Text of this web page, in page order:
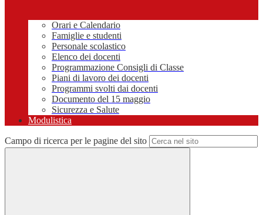
Orari e Calendario
Famiglie e studenti
Personale scolastico
Elenco dei docenti
Programmazione Consigli di Classe
Piani di lavoro dei docenti
Programmi svolti dai docenti
Documento del 15 maggio
Sicurezza e Salute
Modulistica
Campo di ricerca per le pagine del sito